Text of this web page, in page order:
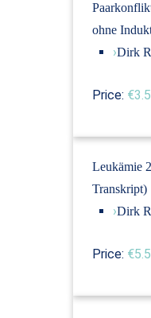
ohne
›Dirk
Price:
Leukämie
Transkript)
›Dirk
Price: